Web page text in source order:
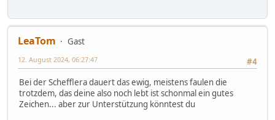
LeaTom
Gast
#4
12. August 2024, 06:27:47
Bei der Schefflera dauert das ewig, meistens faulen die
trotzdem, das deine also noch lebt ist schonmal ein gutes
Zeichen... aber zur Unterstützung könntest du